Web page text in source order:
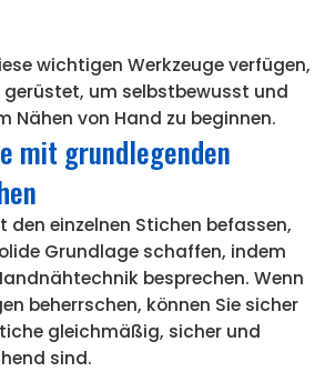
wichtigen Werkzeuge verfügen,
gerüstet, um selbstbewusst und
Nähen von Hand zu beginnen.
mit grundlegenden
den einzelnen Stichen befassen,
Grundlage schaffen, indem
besprechen. Wenn
beherrschen, können Sie sicher
gleichmäßig, sicher und
sind.